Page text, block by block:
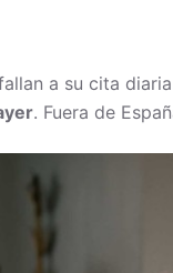
a su cita diaria
. Fuera de